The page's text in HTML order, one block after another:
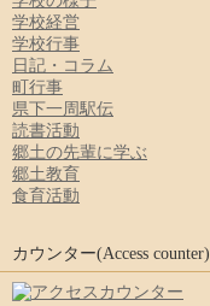
学校経営
学校行事
日記・コラム
町行事
県下一周駅伝
読書活動
郷土の先輩に学ぶ
郷土教育
食育活動
カウンター(Access counter)